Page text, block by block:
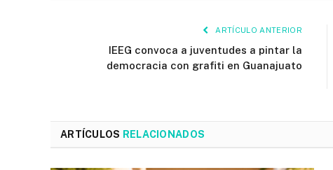
ARTÍCULO ANTERIOR
IEEG convoca a juventudes a pintar la
democracia con grafiti en Guanajuato
ARTÍCULOS RELACIONADOS